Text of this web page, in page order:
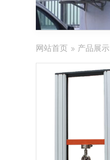
网站首页 产品展示